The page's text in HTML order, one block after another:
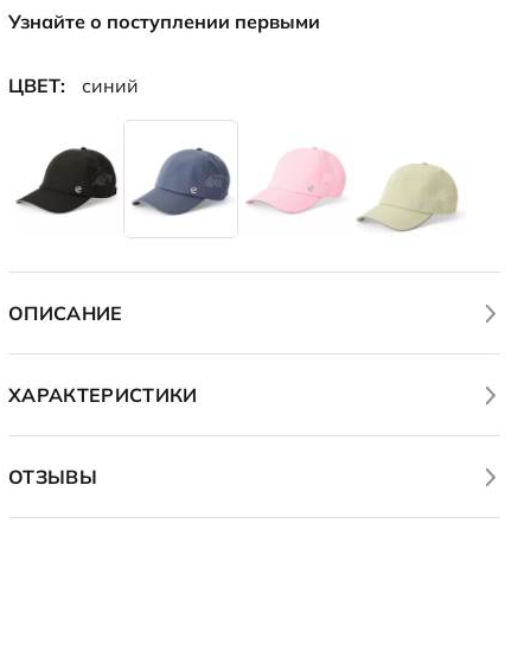
Узнайте о поступлении первыми
ЦВЕТ: синий
ОПИСАНИЕ
ХАРАКТЕРИСТИКИ
ОТЗЫВЫ